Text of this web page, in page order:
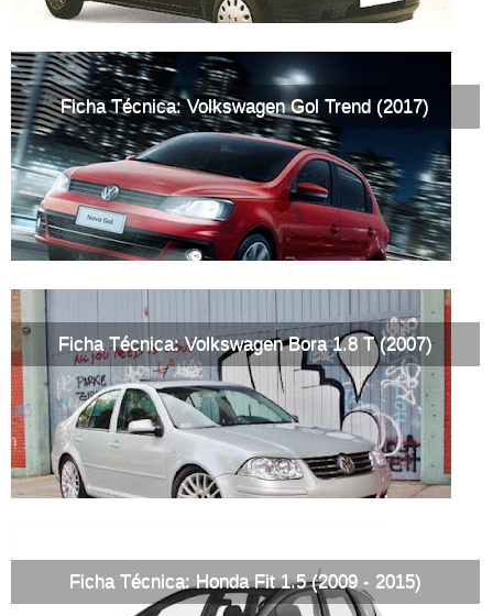
Ficha Técnica: Volkswagen Gol Trend (2017)
Ficha Técnica: Volkswagen Bora 1.8 T (2007)
Ficha Técnica: Honda Fit 1.5 (2009 - 2015)